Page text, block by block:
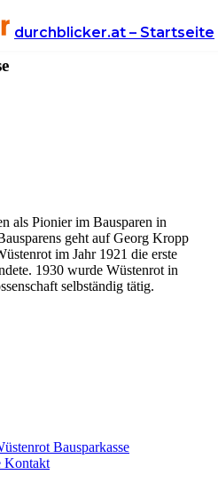
durchblicker.at – Startseite
Bausparkasse
als Pionier im Bausparen in
geht auf Georg Kropp
im Jahr 1921 die erste
1930 wurde Wüstenrot in
selbständig tätig.
Bausparkasse
Kontakt